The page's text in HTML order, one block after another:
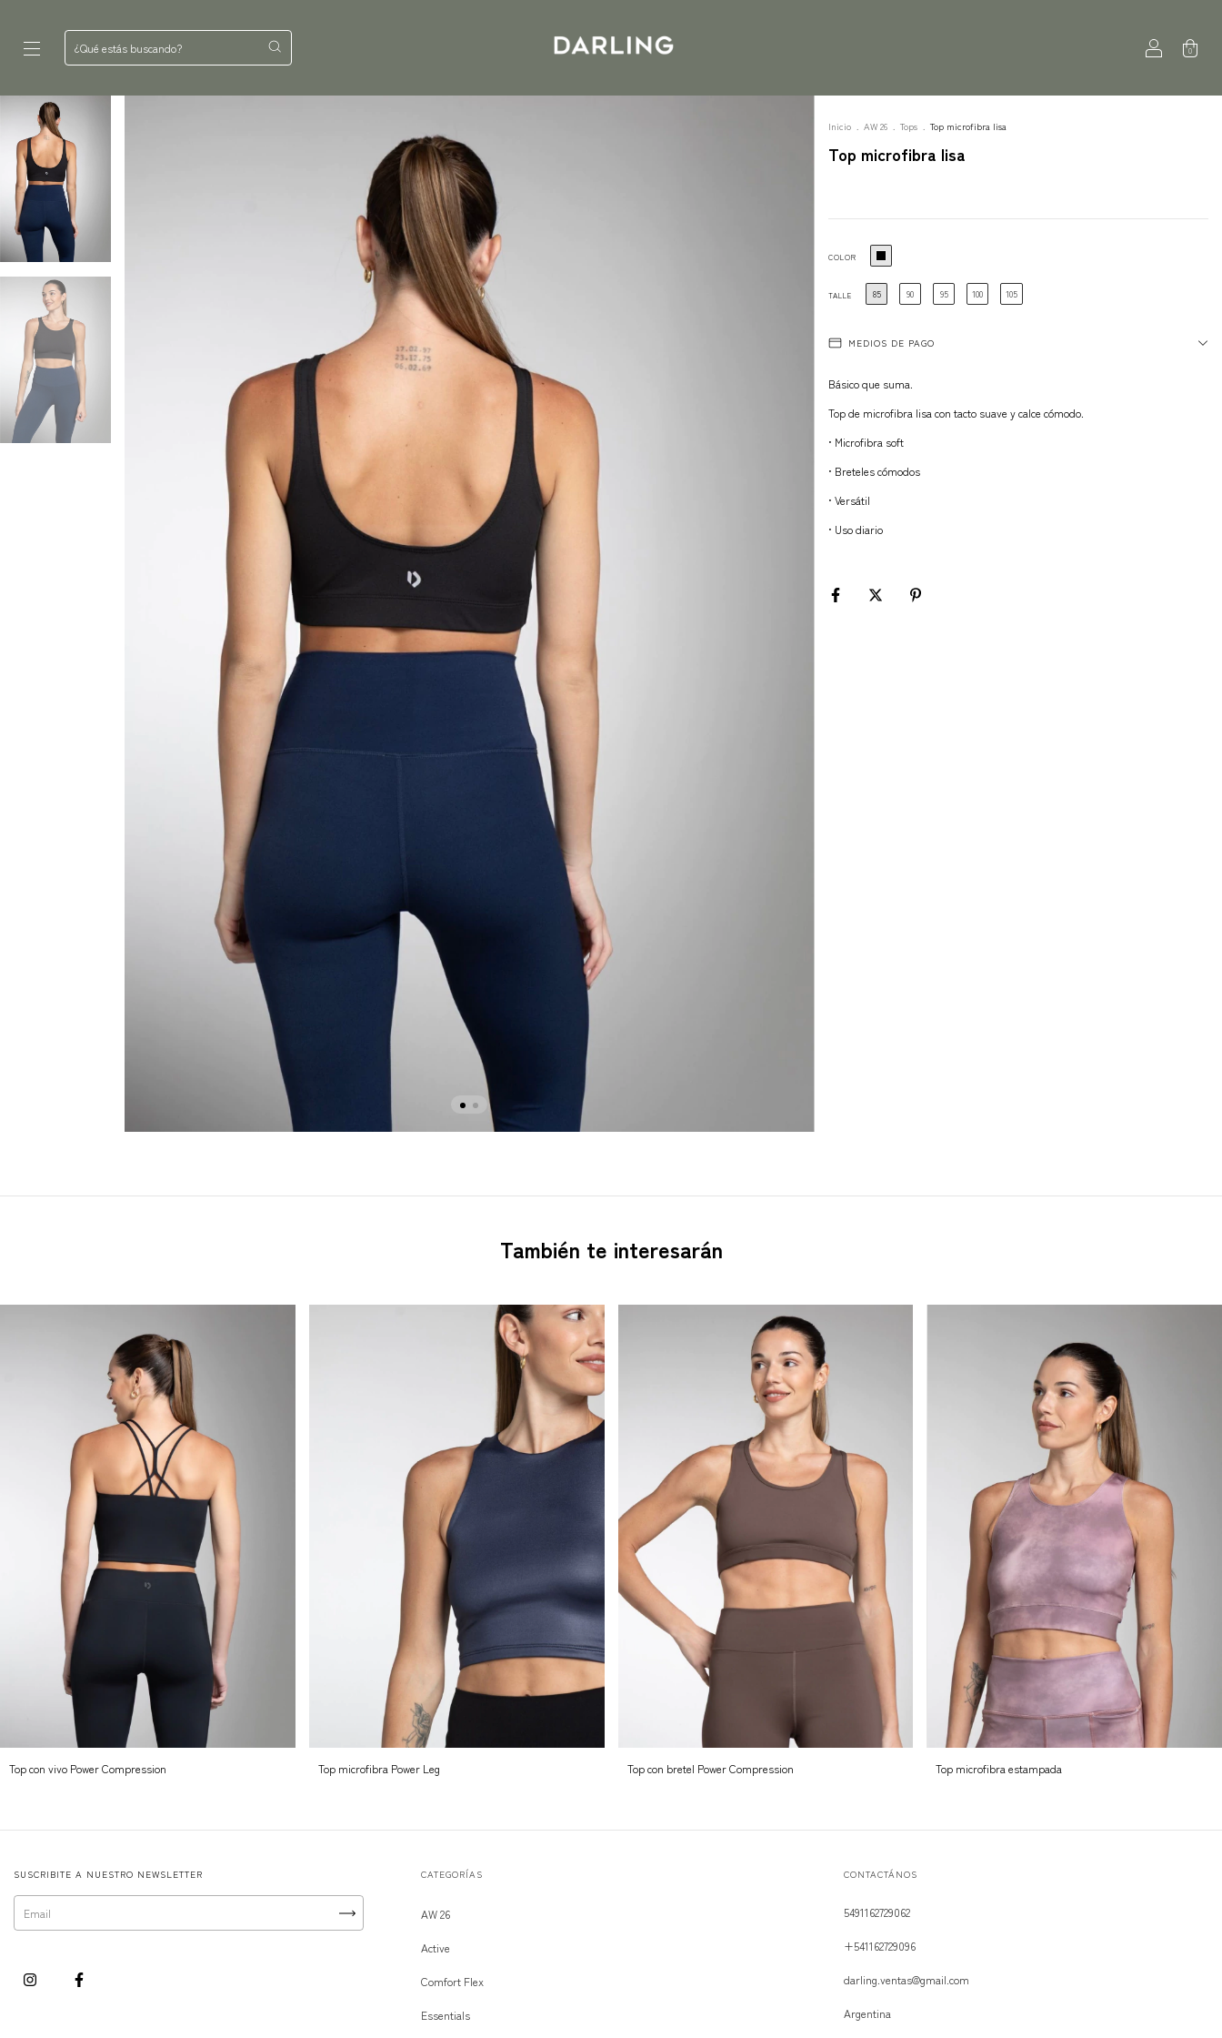
0
Inicio . AW 26 . Tops . Top microfibra lisa
Top microfibra lisa
COLOR
TALLE 85 90 95 100 105
MEDIOS DE PAGO
Básico que suma.
Top de microfibra lisa con tacto suave y calce cómodo.
• Microfibra soft
• Breteles cómodos
• Versátil
• Uso diario
También te interesarán
Top con vivo Power Compression Top microfibra Power Leg Top con bretel Power Compression Top microfibra estampada
SUSCRIBITE A NUESTRO NEWSLETTER CATEGORÍAS
AW 26
Active
Comfort Flex
Essentials
CONTACTÁNOS
5491162729062
+541162729096
darling.ventas@gmail.com
Argentina